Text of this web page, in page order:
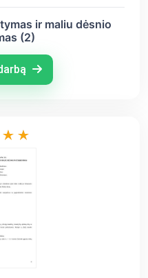
ir maliu dėsnio
(2)